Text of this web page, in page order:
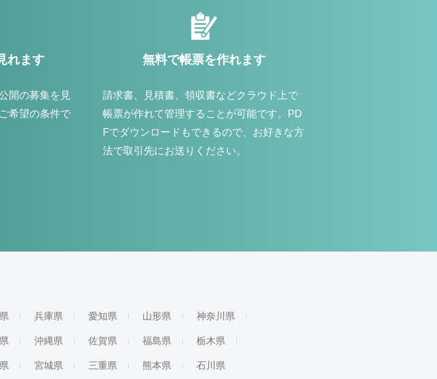
れます
開の募集を見
希望の条件で
無料で帳票を作れます
請求書、見積書、領収書などクラウド上で
帳票が作れて管理することが可能です。PD
Fでダウンロードもできるので、お好きな方
法で取引先にお送りください。
兵庫県 愛知県 山形県 神奈川県
沖縄県 佐賀県 福島県 栃木県
宮城県 三重県 熊本県 石川県